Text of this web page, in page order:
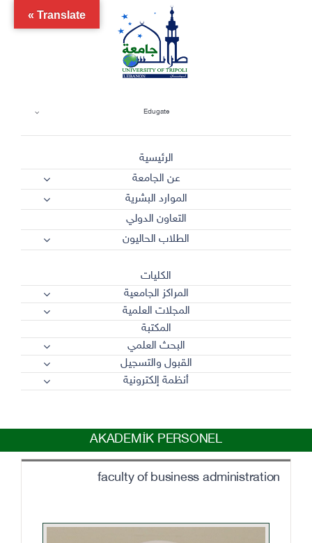
Edugate
الرئيسية
عن الجامعة
الموارد البشرية
التعاون الدولي
الطلاب الحاليون
الكليات
المراكز الجامعية
المجلات العلمية
المكتبة
البحث العلمي
القبول والتسجيل
أنظمة إلكترونية
AKADEMİK PERSONEL
faculty of business administration
Translate »